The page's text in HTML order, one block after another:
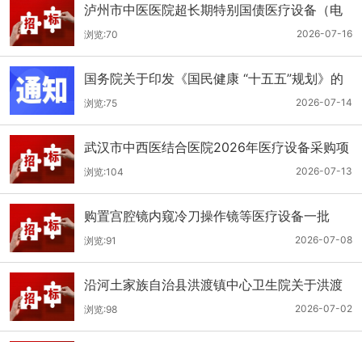
泸州市中医医院超长期特别国债医疗设备（电
子胃肠镜系统）采购更正公告（第二次）2026-07-16
浏览:70
国务院关于印发《国民健康 “十五五”规划》的
通知
2026-07-14
浏览:75
武汉市中西医结合医院2026年医疗设备采购项
目四公开招标公告
2026-07-13
浏览:104
购置宫腔镜内窥冷刀操作镜等医疗设备一批
（双盲+远程异地+分散）
2026-07-08
浏览:91
沿河土家族自治县洪渡镇中心卫生院关于洪渡
镇中心卫生院县域医疗次中心医疗设备采购项
目的公开招标公告
2026-07-02
浏览:98